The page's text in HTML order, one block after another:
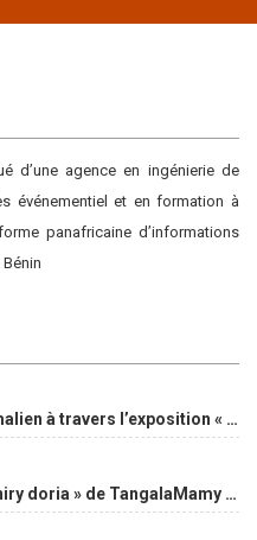
d’une agence en ingénierie de
événementiel et en formation à
panafricaine d’informations
Explorer le vestibule malien à travers l’exposition « Maaya Bulon »
L’exposition « Zafimaniry doria » de TangalaMamy honore la mémoire d’un peuple malgache